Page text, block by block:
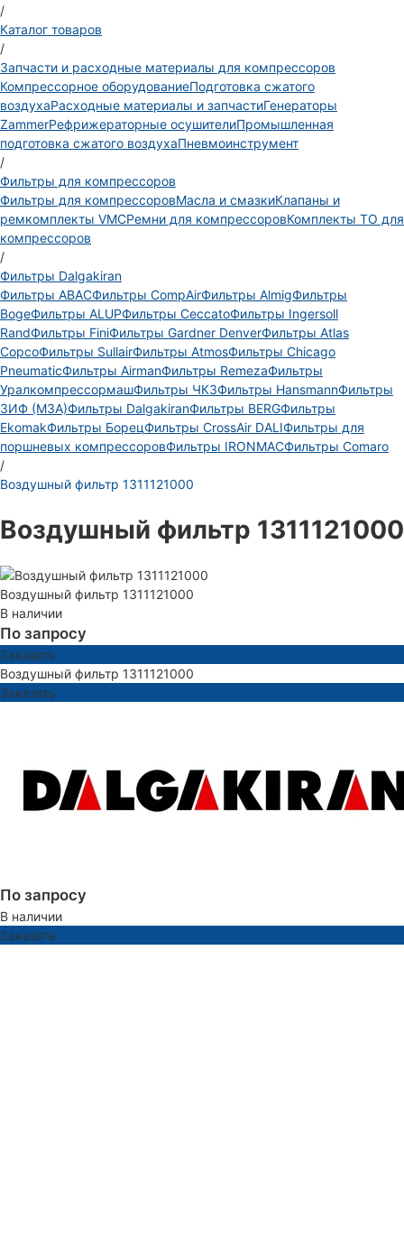
/
Каталог товаров
/
Запчасти и расходные материалы для компрессоров
Компрессорное оборудованиеПодготовка сжатого
воздухаРасходные материалы и запчастиГенераторы
ZammerРефрижераторные осушителиПромышленная
подготовка сжатого воздухаПневмоинструмент
/
Фильтры для компрессоров
Фильтры для компрессоровМасла и смазкиКлапаны и
ремкомплекты VMCРемни для компрессоровКомплекты ТО для
компрессоров
/
Фильтры Dalgakiran
Фильтры ABACФильтры CompAirФильтры AlmigФильтры
BogeФильтры ALUPФильтры CeccatoФильтры Ingersoll
RandФильтры FiniФильтры Gardner DenverФильтры Atlas
CopcoФильтры SullairФильтры AtmosФильтры Chicago
PneumaticФильтры AirmanФильтры RemezaФильтры
УралкомпрессормашФильтры ЧКЗФильтры HansmannФильтры
ЗИФ (МЗА)Фильтры DalgakiranФильтры BERGФильтры
EkomakФильтры БорецФильтры CrossAir DALIФильтры для
поршневых компрессоровФильтры IRONMACФильтры Comaro
/
Воздушный фильтр 1311121000
Воздушный фильтр 1311121000
Воздушный фильтр 1311121000
В наличии
По запросу
Заказать
Воздушный фильтр 1311121000
Заказать
По запросу
В наличии
Заказать